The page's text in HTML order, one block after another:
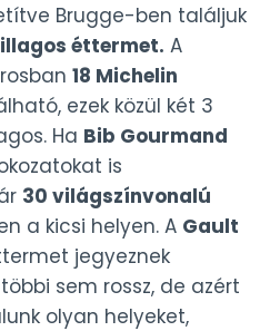
Brugge-ben találjuk
éttermet. A
18 Michelin
ezek közül két 3
Ha Bib Gourmand
is
30 világszínvonalú
a kicsi helyen. A Gault
jegyeznek
sem rossz, de azért
olyan helyeket,